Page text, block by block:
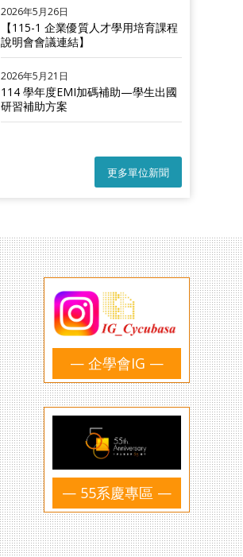
2026年5月26日
【115-1 企業優質人才學用培育課程
說明會會議連結】
2026年5月21日
114 學年度EMI加碼補助—學生出國
研習補助方案
更多單位新聞
— 企學會IG —
— 55系慶專區 —